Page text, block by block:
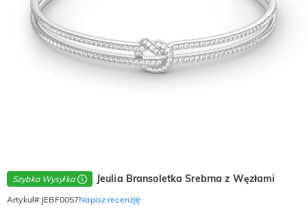
Szybka Wysyłka Jeulia Bransoletka Srebrna z Węzłami
Artykuł#: JEBF0057Napisz recenzję